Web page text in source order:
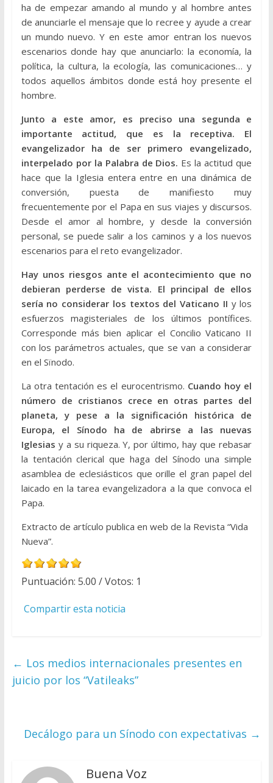
ha de empezar amando al mundo y al hombre antes
de anunciarle el mensaje que lo recree y ayude a crear
un mundo nuevo. Y en este amor entran los nuevos
escenarios donde hay que anunciarlo: la economía, la
política, la cultura, la ecología, las comunicaciones… y
todos aquellos ámbitos donde está hoy presente el
hombre.
Junto a este amor, es preciso una segunda e
importante actitud, que es la receptiva. El
evangelizador ha de ser primero evangelizado,
interpelado por la Palabra de Dios. Es la actitud que
hace que la Iglesia entera entre en una dinámica de
conversión, puesta de manifiesto muy
frecuentemente por el Papa en sus viajes y discursos.
Desde el amor al hombre, y desde la conversión
personal, se puede salir a los caminos y a los nuevos
escenarios para el reto evangelizador.
Hay unos riesgos ante el acontecimiento que no
debieran perderse de vista. El principal de ellos
sería no considerar los textos del Vaticano II y los
esfuerzos magisteriales de los últimos pontífices.
Corresponde más bien aplicar el Concilio Vaticano II
con los parámetros actuales, que se van a considerar
en el Sïnodo.
La otra tentación es el eurocentrismo. Cuando hoy el
número de cristianos crece en otras partes del
planeta, y pese a la significación histórica de
Europa, el Sínodo ha de abrirse a las nuevas
Iglesias y a su riqueza. Y, por último, hay que rebasar
la tentación clerical que haga del Sínodo una simple
asamblea de eclesiásticos que orille el gran papel del
laicado en la tarea evangelizadora a la que convoca el
Papa.
Extracto de artículo publica en web de la Revista “Vida
Nueva”.
Puntuación: 5.00 / Votos: 1
Compartir esta noticia
← Los medios internacionales presentes en
juicio por los “Vatileaks”
Decálogo para un Sínodo con expectativas →
Buena Voz